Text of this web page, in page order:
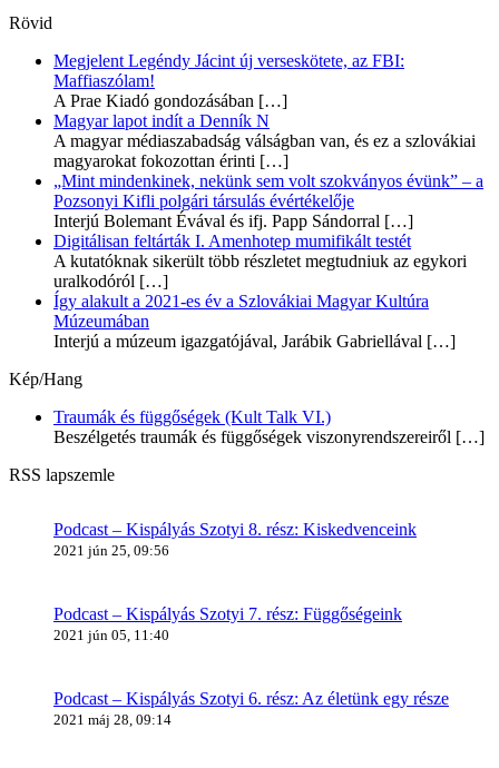
Rövid
Megjelent Legéndy Jácint új verseskötete, az FBI:
Maffiaszólam!
A Prae Kiadó gondozásában […]
Magyar lapot indít a Denník N
A magyar médiaszabadság válságban van, és ez a szlovákiai
magyarokat fokozottan érinti […]
„Mint mindenkinek, nekünk sem volt szokványos évünk” – a
Pozsonyi Kifli polgári társulás évértékelője
Interjú Bolemant Évával és ifj. Papp Sándorral […]
Digitálisan feltárták I. Amenhotep mumifikált testét
A kutatóknak sikerült több részletet megtudniuk az egykori
uralkodóról […]
Így alakult a 2021-es év a Szlovákiai Magyar Kultúra
Múzeumában
Interjú a múzeum igazgatójával, Jarábik Gabriellával […]
Kép/Hang
Traumák és függőségek (Kult Talk VI.)
Beszélgetés traumák és függőségek viszonyrendszereiről […]
RSS lapszemle
Podcast – Kispályás Szotyi 8. rész: Kiskedvenceink
2021 jún 25, 09:56
Podcast – Kispályás Szotyi 7. rész: Függőségeink
2021 jún 05, 11:40
Podcast – Kispályás Szotyi 6. rész: Az életünk egy része
2021 máj 28, 09:14